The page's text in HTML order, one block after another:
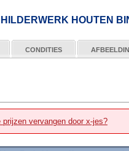
HOUTEN
CONDITIES
prijzen vervangen door x-jes?